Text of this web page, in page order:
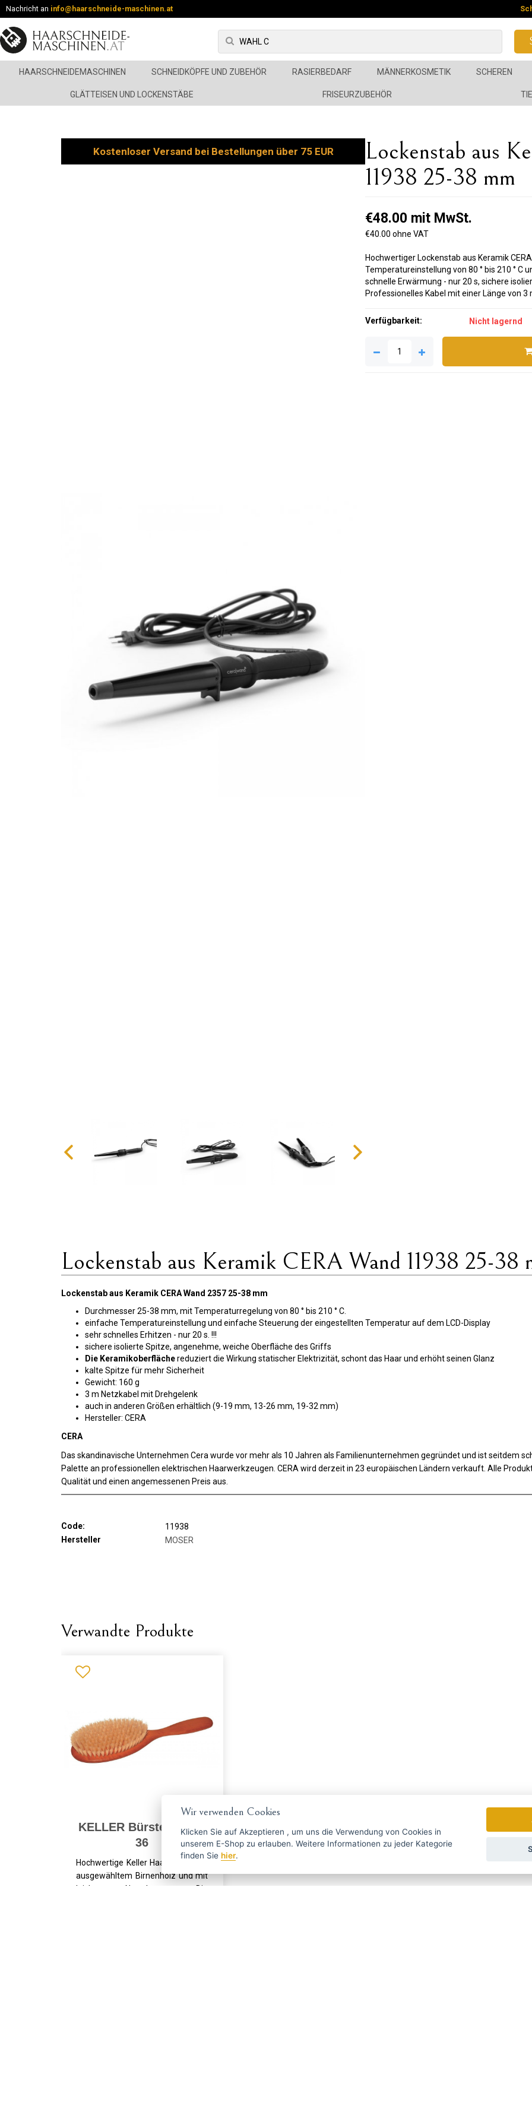
Nachricht an info@haarschneide-maschinen.at
HAARSCHNEIDEMASCHINEN SCHNEIDKÖPFE UND ZUBEHÖR RASIERBEDARF MÄNNERKOSMETIK SCHEREN
GLÄTTEISEN UND LOCKENSTÄBE FRISEURZUBEHÖR
Kostenloser Versand bei Bestellungen über 75 EUR
Lockenstab aus
11938 25-38 mm
€48.00 mit MwSt.
€40.00 ohne VAT
Hochwertiger Lockenstab aus Keramik
Temperatureinstellung von 80 ° bis 210 ° C
schnelle Erwärmung - nur 20 s, sichere
Professionelles Kabel mit einer Länge von
Verfügbarkeit: Nicht lagernd
Lockenstab aus Keramik CERA Wand 11938 25-38
Lockenstab aus Keramik CERA Wand 2357 25-38 mm
Durchmesser 25-38 mm, mit Temperaturregelung von 80 ° bis 210 ° C.
einfache Temperatureinstellung und einfache Steuerung der eingestellten Temperatur auf dem LCD-Display
sehr schnelles Erhitzen - nur 20 s. !!!
sichere isolierte Spitze, angenehme, weiche Oberfläche des Griffs
Die Keramikoberflächereduziert die Wirkung statischer Elektrizität, schont das Haar und erhöht seinen Glanz
kalte Spitze für mehr Sicherheit
Gewicht: 160 g
3 m Netzkabel mit Drehgelenk
auch in anderen Größen erhältlich (9-19 mm, 13-26 mm, 19-32 mm)
Hersteller: CERA
CERA
Das skandinavische Unternehmen Cera wurde vor mehr als 10 Jahren als Familienunternehmen gegründet und ist seitdem
Palette an professionellen elektrischen Haarwerkzeugen. CERA wird derzeit in 23 europäischen Ländern verkauft. Alle
Qualität und einen angemessenen Preis aus.
Code:
11938
Hersteller
MOSER
Verwandte Produkte
KELLER Bürste 009 15
36
Hochwertige Keller Haarbürste aus
ausgewähltem Birnenholz und mit
leichten Naturborsten. Die
Wir verwenden Cookies
Klicken Sie auf Akzeptieren , um uns die Verwendung von Cookies in
unserem E-Shop zu erlauben. Weitere Informationen zu jeder Kategorie
finden Sie hier.